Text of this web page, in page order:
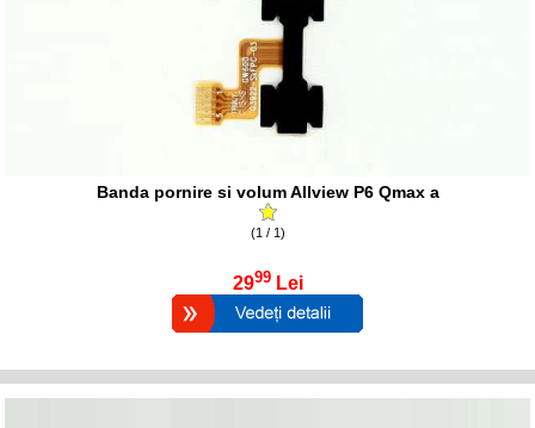
Banda pornire si volum Allview P6 Qmax a
(1 / 1)
2999 Lei